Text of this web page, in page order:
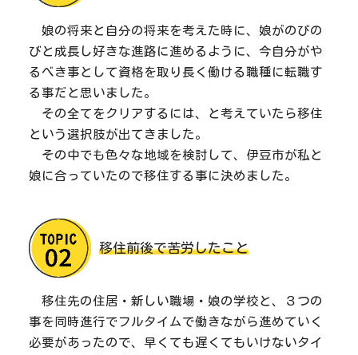
娘の将来と自分の将来を考えた時に、娘がのびの
びと成長し好きな進路に進めるように、今自分がや
るべき事として資格を取り長く働ける職種に転職す
る事だと思いました。
その全てをクリアするには、と考えていたら移住
という選択肢が出てきました。
その中でも色々な地域を検討して、伊豆市が私と
娘に合っていたので移住する事に決めました。
移住前後で苦労したこと
移住先の住居・新しい職場・娘の学校と、３つの
事を同時進行でフルタイムで働きながら進めていく
必要があったので、早くても遅くてもいけないタイ